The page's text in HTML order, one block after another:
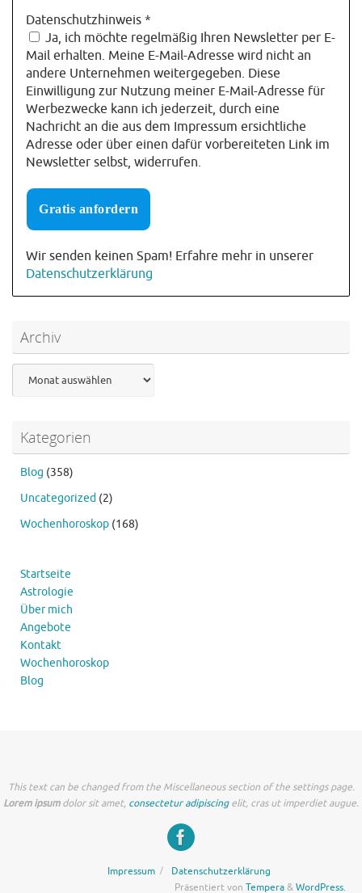
Datenschutzhinweis *
Ja, ich möchte regelmäßig Ihren Newsletter per E-
Mail erhalten. Meine E-Mail-Adresse wird nicht an
andere Unternehmen weitergegeben. Diese
Einwilligung zur Nutzung meiner E-Mail-Adresse für
Werbezwecke kann ich jederzeit, durch eine
Nachricht an die aus dem Impressum ersichtliche
Adresse oder über einen dafür vorbereiteten Link im
Newsletter selbst, widerrufen.
Wir senden keinen Spam! Erfahre mehr in unserer
Datenschutzerklärung
Archiv
Kategorien
Blog (358)
Uncategorized (2)
Wochenhoroskop (168)
Startseite
Astrologie
Über mich
Angebote
Kontakt
Wochenhoroskop
Blog
This text can be changed from the Miscellaneous section of the settings page.
Lorem ipsumdolor sit amet, consectetur adipiscingelit, cras ut imperdiet augue.
Impressum
Datenschutzerklärung
Präsentiert von Tempera&WordPress.